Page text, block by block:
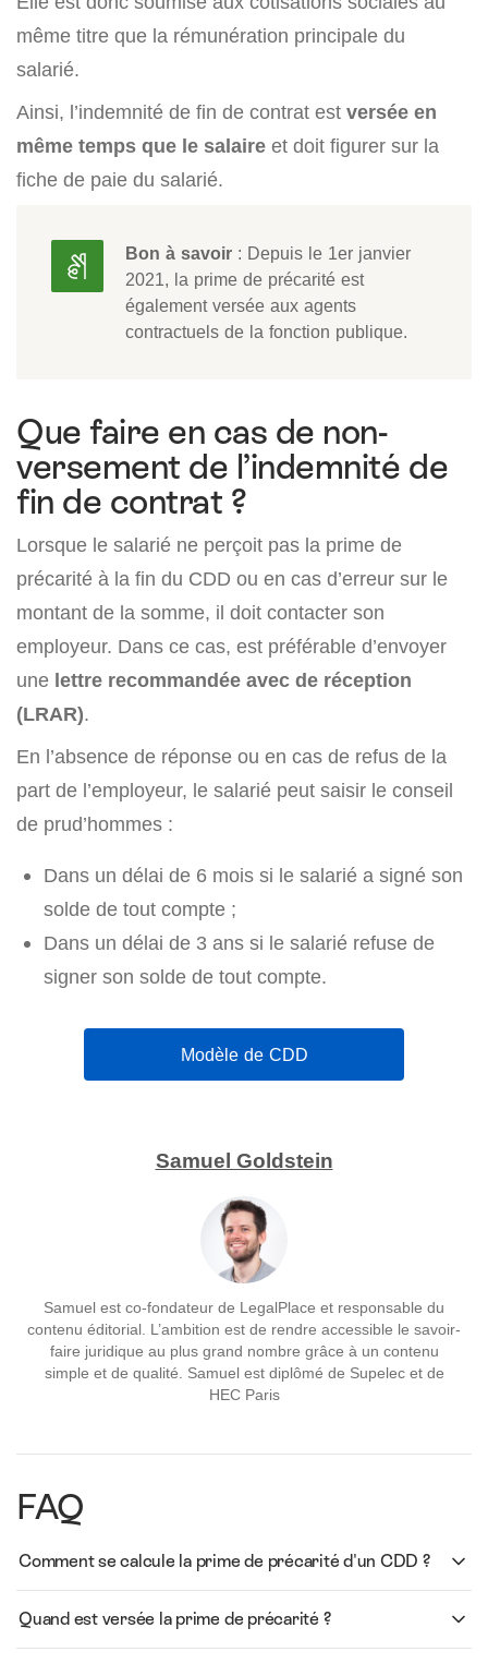
même titre que la rémunération principale du
salarié.
Ainsi, l’indemnité de fin de contrat est versée en
même temps que le salaire et doit figurer sur la
fiche de paie du salarié.
Bon à savoir : Depuis le 1er janvier
2021, la prime de précarité est
également versée aux agents
contractuels de la fonction publique.
Que faire en cas de non-
versement de l’indemnité de
fin de contrat ?
Lorsque le salarié ne perçoit pas la prime de
précarité à la fin du CDD ou en cas d’erreur sur le
montant de la somme, il doit contacter son
employeur. Dans ce cas, est préférable d’envoyer
une lettre recommandée avec de réception
(LRAR).
En l’absence de réponse ou en cas de refus de la
part de l’employeur, le salarié peut saisir le conseil
de prud’hommes :
Dans un délai de 6 mois si le salarié a signé son
solde de tout compte ;
Dans un délai de 3 ans si le salarié refuse de
signer son solde de tout compte.
Modèle de CDD
Samuel Goldstein
Samuel est co-fondateur de LegalPlace et responsable du
contenu éditorial. L’ambition est de rendre accessible le savoir-
faire juridique au plus grand nombre grâce à un contenu
simple et de qualité. Samuel est diplômé de Supelec et de
HEC Paris
FAQ
Comment se calcule la prime de précarité d'un CDD ?
Quand est versée la prime de précarité ?